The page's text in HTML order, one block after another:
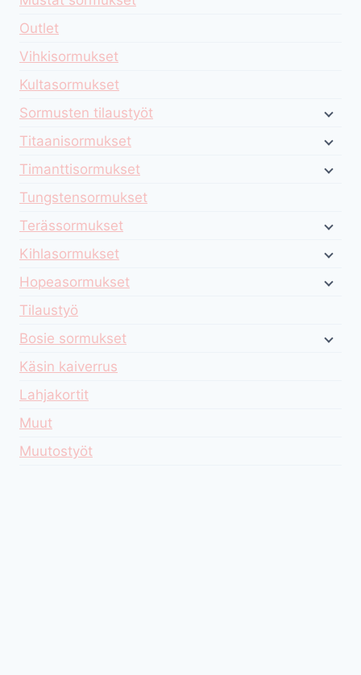
Outlet
Vihkisormukset
Kultasormukset
Sormusten tilaustyöt
Titaanisormukset
Timanttisormukset
Tungstensormukset
Terässormukset
Kihlasormukset
Hopeasormukset
Tilaustyö
Bosie sormukset
Käsin kaiverrus
Lahjakortit
Muut
Muutostyöt